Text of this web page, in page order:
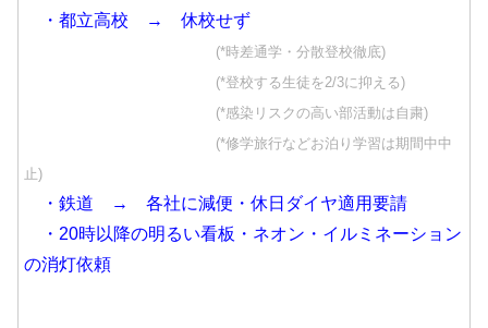
・都立高校 → 休校せず
(*時差通学・分散登校徹底)
(*登校する生徒を2/3に抑える)
(*感染リスクの高い部活動は自粛)
(*修学旅行などお泊り学習は期間中中
止)
・鉄道 → 各社に減便・休日ダイヤ適用要請
・20時以降の明るい看板・ネオン・イルミネーション
の消灯依頼